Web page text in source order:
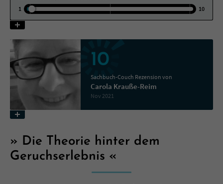
1
10
10
Sachbuch-Couch Rezension von
Carola Krauße-Reim
Nov 2021
Die Theorie hinter dem
Geruchserlebnis
Laufzeit
Cookie für Kommentare einzelner Buchtitel
Anbieter Literatur-Couch Medien GmbH & Co. KG